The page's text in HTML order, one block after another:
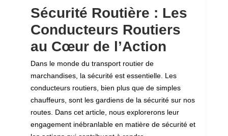
Sécurité Routière : Les
Conducteurs Routiers
au Cœur de l’Action
Dans le monde du transport routier de
marchandises, la sécurité est essentielle. Les
conducteurs routiers, bien plus que de simples
chauffeurs, sont les gardiens de la sécurité sur nos
routes. Dans cet article, nous explorerons leur
engagement inébranlable en matière de sécurité et